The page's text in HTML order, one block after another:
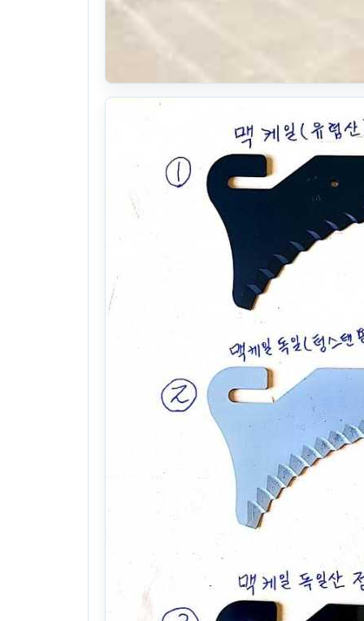
각종 축산기계 부품판매
본체: 아그리오날 비료살포기1000리터 수입원형날 로
. 3년 전(1372)
찜하기